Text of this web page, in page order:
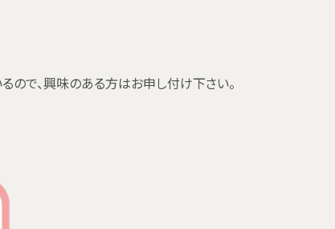
ので、興味のある方はお申し付け下さい。